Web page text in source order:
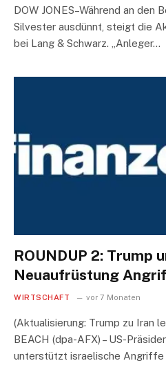
DOW JONES–Während an den
Silvester ausdünnt, steigt die
bei Lang & Schwarz. „Anleger…
ROUNDUP 2: Trump
Neuaufrüstung
WIRTSCHAFT vor 7 Monaten
(Aktualisierung: Trump zu Iran
BEACH (dpa-AFX) – US-
unterstützt israelische